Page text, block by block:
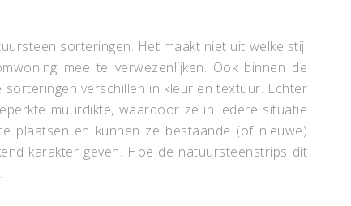
sorteringen. Het maakt niet uit welke stijl
mee te verwezenlijken. Ook binnen de
verschillen in kleur en textuur. Echter
muurdikte, waardoor ze in iedere situatie
plaatsen en kunnen ze bestaande (of nieuwe)
karakter geven. Hoe de natuursteenstrips dit